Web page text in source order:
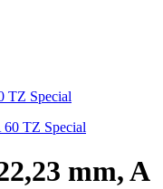
TZ Special
mm, A